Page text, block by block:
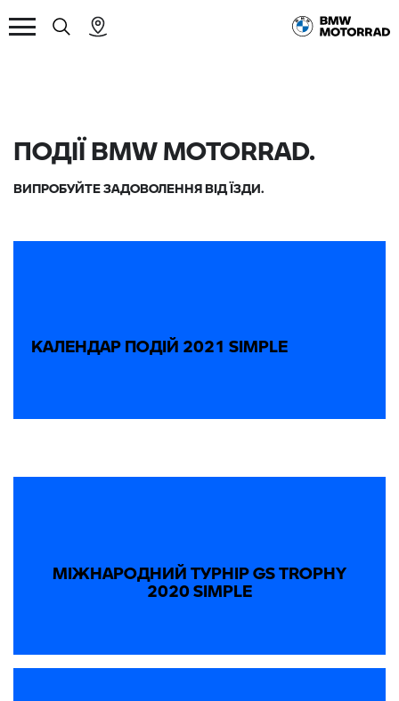
ПОДІЇ BMW MOTORRAD.
ВИПРОБУЙТЕ ЗАДОВОЛЕННЯ ВІД ЇЗДИ.
КАЛЕНДАР ПОДІЙ 2021 SIMPLE
МІЖНАРОДНИЙ ТУРНІР GS TROPHY
2020 SIMPLE